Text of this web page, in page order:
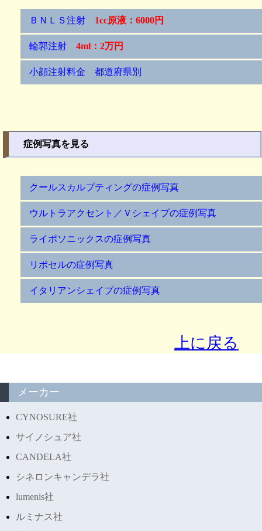
ＢＮＬＳ注射 1cc原液：6000円
輪郭注射 4ml：2万円
小顔注射料金 都道府県別
症例写真を見る
クールスカルプティングの症例写真
ウルトラアクセント／Ｖシェイプの症例写真
ライポソニックスの症例写真
リポセルの症例写真
イタリアンシェイプの症例写真
上に戻る
メーカー
CYNOSURE社
サイノシュア社
CANDELA社
シネロンキャンデラ社
lumenis社
ルミナス社